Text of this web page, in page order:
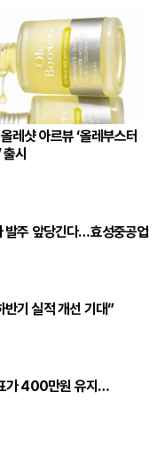
레샷 아르뷰 ‘올레부스터
시
발주 앞당긴다…효성중공업
기 실적 개선 기대”
가 400만원 유지…